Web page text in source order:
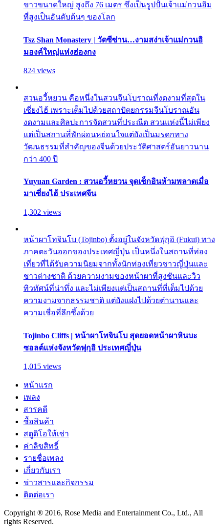
ขาวขนาดใหญ่ สูงถึง 76 เมตร ซึ่งเป็นรูปปั้นเจ้าแม่กวนอิม
ที่สูงเป็นอันดับต้นๆ ของโลก
Tsz Shan Monastery | วัดซีซ่าน…งามสง่าเจ้าแม่กวนอิ
มองค์ใหญ่แห่งฮ่องกง
824 views
สวนอวี้หยวน คือหนึ่งในสวนจีนโบราณที่งดงามที่สุดใน
เซี่ยงไฮ้ เพราะเต็มไปด้วยสถาปัตยกรรมจีนโบราณอัน
งดงามและศิลปะการจัดสวนที่ประณีต สวนแห่งนี้ไม่เพียง
แต่เป็นสถานที่พักผ่อนหย่อนใจแต่ยังเป็นมรดกทาง
วัฒนธรรมที่สำคัญของจีนด้วยประวัติศาสตร์อันยาวนาน
กว่า 400 ปี
Yuyuan Garden : สวนอวี้หยวน จุดเช็กอินห้ามพลาดเมื่อ
มาเซี่ยงไฮ้ ประเทศจีน
1,302 views
หน้าผาโทจินโบ (Tojinbo) ตั้งอยู่ในจังหวัดฟุกุอิ (Fukui) ทาง
ภาคตะวันออกของประเทศญี่ปุ่น เป็นหนึ่งในสถานที่ท่อง
เที่ยวที่ได้รับความนิยมจากทั้งนักท่องเที่ยวชาวญี่ปุ่นและ
ชาวต่างชาติ ด้วยความงามของหน้าผาที่สูงชันและวิว
ทิวทัศน์ที่น่าทึ่ง และไม่เพียงแต่เป็นสถานที่ที่เต็มไปด้วย
ความงามจากธรรมชาติ แต่ยังแฝงไปด้วยตำนานและ
ความเชื่อที่ลึกซึ้งด้วย
Tojinbo Cliffs | หน้าผาโทจินโบ สุดยอดหน้าผาหินบะ
ซอลต์แห่งจังหวัดฟุกุอิ ประเทศญี่ปุ่น
1,015 views
หน้าแรก
เพลง
สารคดี
ซื้อสินค้า
สตูดิโอให้เช่า
ค่าลิขสิทธิ์
รายชื่อเพลง
เกี่ยวกับเรา
ข่าวสารและกิจกรรม
ติดต่อเรา
Copyright ® 2016, Rose Media and Entertainment Co., Ltd., All
rights Reserved.